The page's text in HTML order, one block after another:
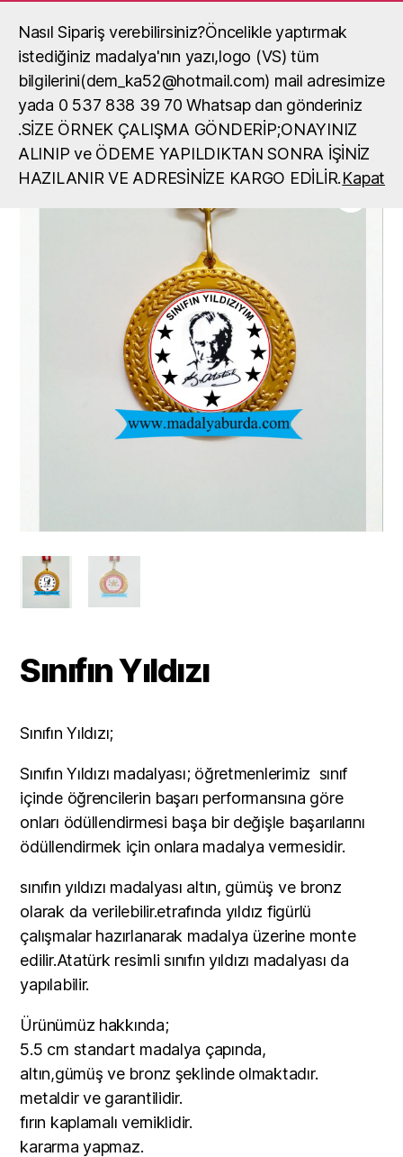
Nasıl Sipariş verebilirsiniz?Öncelikle yaptırmak
istediğiniz madalya'nın yazı,logo (VS) tüm
bilgilerini(dem_ka52@hotmail.com) mail adresimize
yada 0 537 838 39 70 Whatsap dan gönderiniz
.SİZE ÖRNEK ÇALIŞMA GÖNDERİP;ONAYINIZ
ALINIP ve ÖDEME YAPILDIKTAN SONRA İŞİNİZ
HAZILANIR VE ADRESİNİZE KARGO EDİLİR.Kapat
Madalya, madalya yaptırma, okul
madalya örneği
Ana Sayfa/ Madalyalar/Madalya/ Sınıfın Yıldızı
Sınıfın Yıldızı
Sınıfın Yıldızı;
Sınıfın Yıldızı madalyası; öğretmenlerimiz sınıf
içinde öğrencilerin başarı performansına göre
onları ödüllendirmesi başa bir değişle başarılarını
ödüllendirmek için onlara madalya vermesidir.
sınıfın yıldızı madalyası altın, gümüş ve bronz
olarak da verilebilir.etrafında yıldız figürlü
çalışmalar hazırlanarak madalya üzerine monte
edilir.Atatürk resimli sınıfın yıldızı madalyası da
yapılabilir.
Ürünümüz hakkında;
5.5 cm standart madalya çapında,
altın,gümüş ve bronz şeklinde olmaktadır.
metaldir ve garantilidir.
fırın kaplamalı verniklidir.
kararma yapmaz.